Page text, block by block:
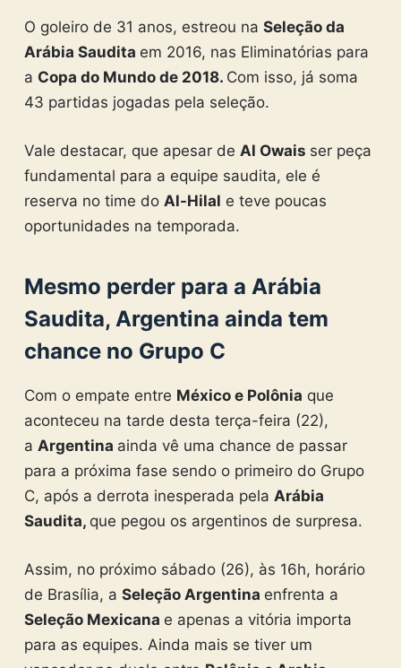
O goleiro de 31 anos, estreou na Seleção da
Arábia Saudita em 2016, nas Eliminatórias para
a Copa do Mundo de 2018. Com isso, já soma
43 partidas jogadas pela seleção.
Vale destacar, que apesar de Al Owais ser peça
fundamental para a equipe saudita, ele é
reserva no time do Al-Hilal e teve poucas
oportunidades na temporada.
Mesmo perder para a Arábia
Saudita, Argentina ainda tem
chance no Grupo C
Com o empate entre México e Polônia que
aconteceu na tarde desta terça-feira (22),
a Argentina ainda vê uma chance de passar
para a próxima fase sendo o primeiro do Grupo
C, após a derrota inesperada pela Arábia
Saudita, que pegou os argentinos de surpresa.
Assim, no próximo sábado (26), às 16h, horário
de Brasília, a Seleção Argentina enfrenta a
Seleção Mexicana e apenas a vitória importa
para as equipes. Ainda mais se tiver um